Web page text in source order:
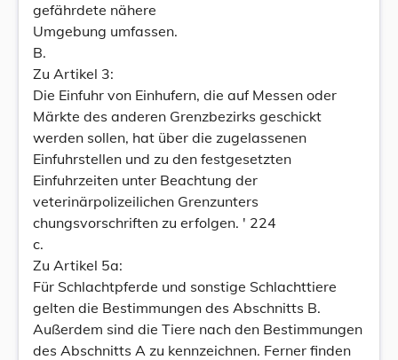
gefährdete nähere
Umgebung umfassen.
B.
Zu Artikel 3:
Die Einfuhr von Einhufern, die auf Messen oder
Märkte des anderen Grenzbezirks geschickt
werden sollen, hat über die zugelassenen
Einfuhrstellen und zu den festgesetzten
Einfuhrzeiten unter Beachtung der
veterinärpolizeilichen Grenzunters
chungsvorschriften zu erfolgen. ' 224
c.
Zu Artikel 5a:
Für Schlachtpferde und sonstige Schlachttiere
gelten die Bestimmungen des Abschnitts B.
Außerdem sind die Tiere nach den Bestimmungen
des Abschnitts A zu kennzeichnen. Ferner finden